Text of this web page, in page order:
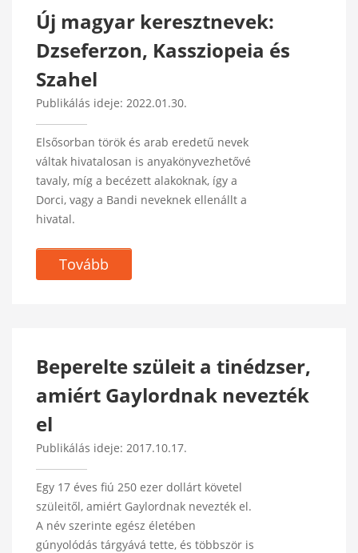
Új magyar keresztnevek:
Dzseferzon, Kassziopeia és
Szahel
Publikálás ideje: 2022.01.30.
Elsősorban török és arab eredetű nevek
váltak hivatalosan is anyakönyvezhetővé
tavaly, míg a becézett alakoknak, így a
Dorci, vagy a Bandi neveknek ellenállt a
hivatal.
Tovább
Beperelte szüleit a tinédzser,
amiért Gaylordnak nevezték
el
Publikálás ideje: 2017.10.17.
Egy 17 éves fiú 250 ezer dollárt követel
szüleitől, amiért Gaylordnak nevezték el.
A név szerinte egész életében
gúnyolódás tárgyává tette, és többször is